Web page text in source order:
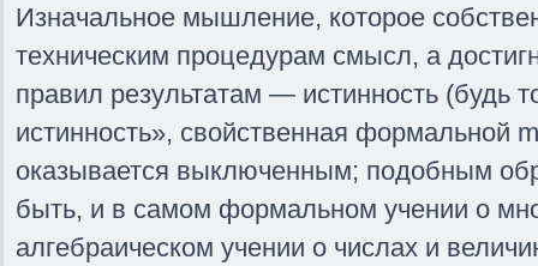
Изначальное мышление, которое
техническим процедурам смысл, а
правил результатам — истинность (будь
истинность», свойственная формальной
оказывается выключенным; подобным
быть, и в самом формальном учении о
алгебраическом учении о числах и